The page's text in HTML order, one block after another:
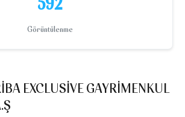
592
Görüntülenme
EXCLUSIVE GAYRIMENKUL